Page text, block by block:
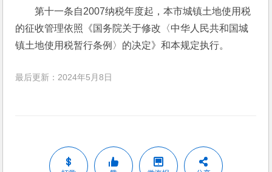
第十一条自2007纳税年度起，本市城镇土地使用税
的征收管理依照《国务院关于修改〈中华人民共和国城
镇土地使用税暂行条例〉的决定》和本规定执行。
最后更新：2024年5月8日